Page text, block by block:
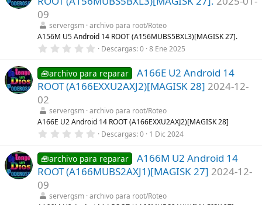
s
e
l
a
(
s
)
09
servergsm archivo para root/Roteo
A156M U5 Android 14 ROOT (A156MUBS5BXL3)[MAGISK 27].
0
0
0
e
s
e
l
a
(
s
)
Descargas 0 8 Ene 2025
🧰archivo para reparar
A166E U2 Android 14
ROOT (A166EXXU2AXJ2)[MAGISK 28] 2024-12-
02
servergsm archivo para root/Roteo
A166E U2 Android 14 ROOT (A166EXXU2AXJ2)[MAGISK 28]
0
0
0
e
s
e
Descargas 0 1 Dic 2024
🧰archivo para reparar
A166M U2 Android 14
ROOT (A166MUBS2AXJ1)[MAGISK 27] 2024-12-
09
servergsm archivo para root/Roteo